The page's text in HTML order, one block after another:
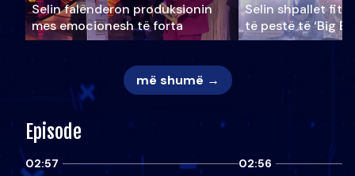
Selin falënderon produksionin
mes emocionesh të forta
Selin shpallet
të pestë të ‘Big
më shumë →
Episode
02:57 02:56